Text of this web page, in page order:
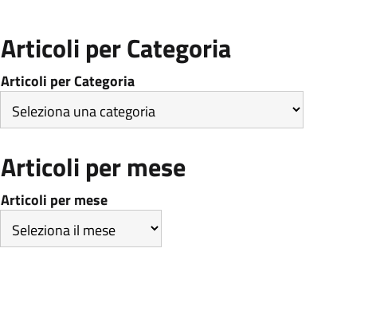
Articoli per Categoria
Articoli per Categoria
Articoli per mese
Articoli per mese